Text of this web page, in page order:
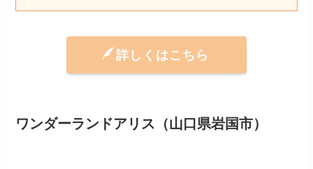
詳しくはこちら
ワンダーランドアリス（山口県岩国市）